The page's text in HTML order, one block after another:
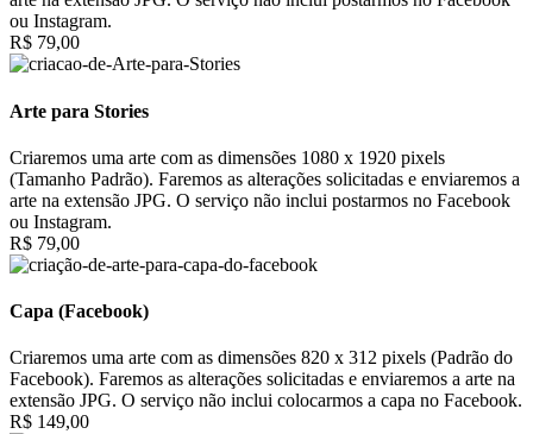
ou Instagram.
R$ 79,00
Arte para Stories
Criaremos uma arte com as dimensões 1080 x 1920 pixels
(Tamanho Padrão). Faremos as alterações solicitadas e enviaremos a
arte na extensão JPG. O serviço não inclui postarmos no Facebook
ou Instagram.
R$ 79,00
Capa (Facebook)
Criaremos uma arte com as dimensões 820 x 312 pixels (Padrão do
Facebook). Faremos as alterações solicitadas e enviaremos a arte na
extensão JPG. O serviço não inclui colocarmos a capa no Facebook.
R$ 149,00